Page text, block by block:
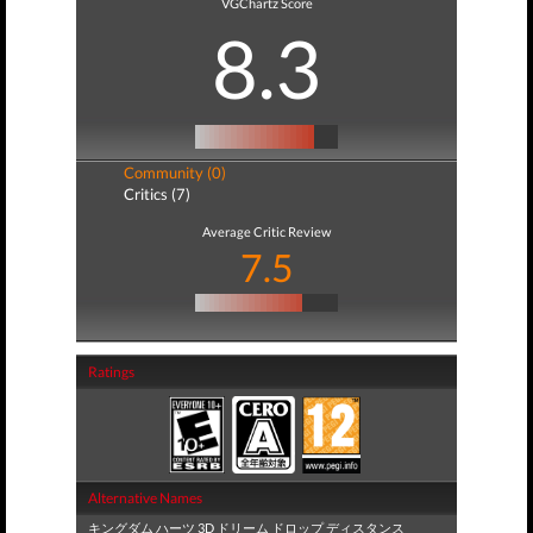
8.3
Community (0)
Critics (7)
Average Critic Review
7.5
Ratings
Alternative Names
キングダム ハーツ 3D ドリーム ドロップ ディスタンス